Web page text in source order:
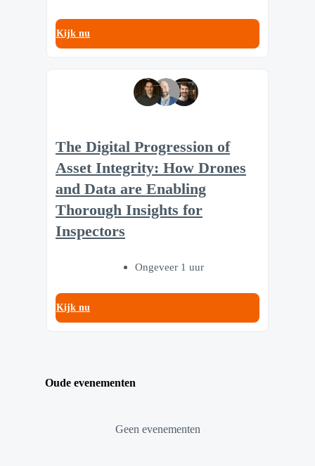
Kijk nu
The Digital Progression of
Asset Integrity: How Drones
and Data are Enabling
Thorough Insights for
Inspectors
Ongeveer 1 uur
Kijk nu
Oude evenementen
Geen evenementen